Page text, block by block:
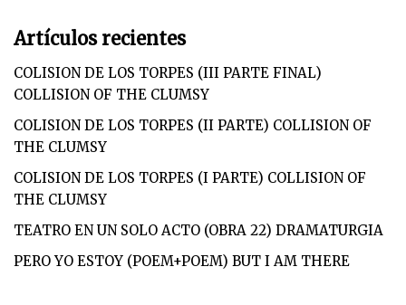
Artículos recientes
COLISION DE LOS TORPES (III PARTE FINAL)
COLLISION OF THE CLUMSY
COLISION DE LOS TORPES (II PARTE) COLLISION OF
THE CLUMSY
COLISION DE LOS TORPES (I PARTE) COLLISION OF
THE CLUMSY
TEATRO EN UN SOLO ACTO (OBRA 22) DRAMATURGIA
PERO YO ESTOY (POEM+POEM) BUT I AM THERE